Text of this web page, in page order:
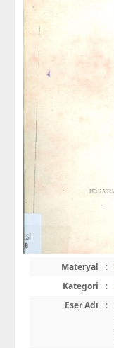
Materyal :
Kategori
:
Eser Adı
: